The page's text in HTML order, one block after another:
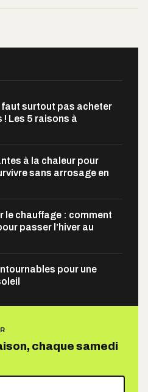
faut surtout pas acheter
! Les 5 raisons à
à la chaleur pour
sans arrosage en
le chauffage : comment
passer l’hiver au
pour une
chaque samedi